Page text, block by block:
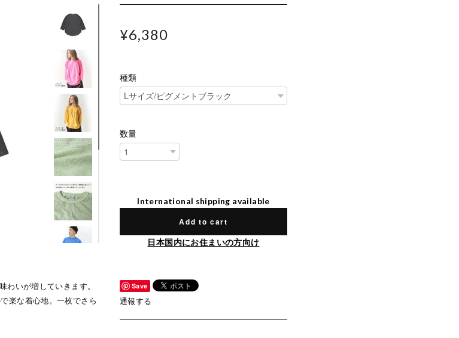
わいが増していきます。
楽な着心地。一枚でさら
¥6,380
種類
数量
International shipping available
Add to cart
日本国内にお住まいの方向け
Save
通報する